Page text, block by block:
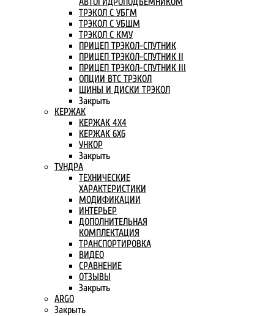
ТРЭКОЛ С УБГМ
ТРЭКОЛ С УБШМ
ТРЭКОЛ С КМУ
ПРИЦЕП ТРЭКОЛ-СПУТНИК
ПРИЦЕП ТРЭКОЛ-СПУТНИК II
ПРИЦЕП ТРЭКОЛ-СПУТНИК III
ОПЦИИ ВТС ТРЭКОЛ
ШИНЫ И ДИСКИ ТРЭКОЛ
Закрыть
КЕРЖАК
КЕРЖАК 4Х4
КЕРЖАК 6Х6
УНКОР
Закрыть
ТУНДРА
ТЕХНИЧЕСКИЕ
ХАРАКТЕРИСТИКИ
МОДИФИКАЦИИ
ИНТЕРЬЕР
ДОПОЛНИТЕЛЬНАЯ
КОМПЛЕКТАЦИЯ
ТРАНСПОРТИРОВКА
ВИДЕО
СРАВНЕНИЕ
ОТЗЫВЫ
Закрыть
ARGO
Закрыть